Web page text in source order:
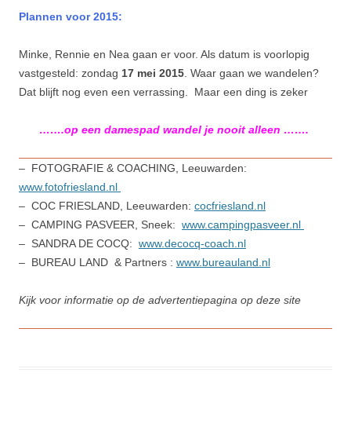
Plannen voor 2015:
Minke, Rennie en Nea gaan er voor. Als datum is voorlopig
vastgesteld: zondag 17 mei 2015. Waar gaan we wandelen?
Dat blijft nog even een verrassing. Maar een ding is zeker
…….op een damespad wandel je nooit alleen …….
– FOTOGRAFIE & COACHING, Leeuwarden:
www.fotofriesland.nl
– COC FRIESLAND, Leeuwarden: cocfriesland.nl
– CAMPING PASVEER, Sneek: www.campingpasveer.nl
– SANDRA DE COCQ: www.decocq-coach.nl
– BUREAU LAND & Partners : www.bureauland.nl
Kijk voor informatie op de advertentiepagina op deze site